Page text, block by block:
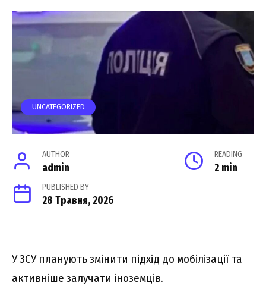
UNCATEGORIZED
AUTHOR
admin
READING
2 min
PUBLISHED BY
28 Травня, 2026
У ЗСУ планують змінити підхід до мобілізації та
активніше залучати іноземців.